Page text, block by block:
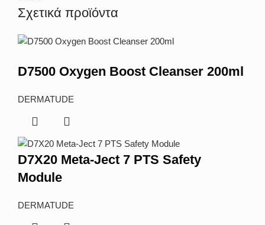
Σχετικά προϊόντα
D7500 Oxygen Boost Cleanser 200ml
DERMATUDE
D7X20 Meta-Ject 7 PTS Safety
Module
DERMATUDE